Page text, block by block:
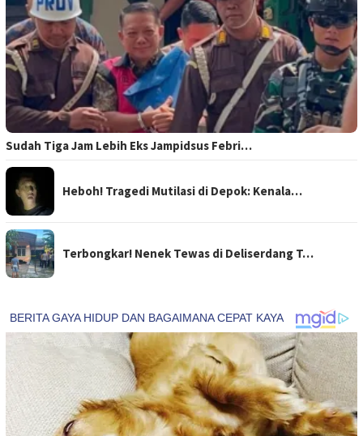
Sudah Tiga Jam Lebih Eks Jampidsus Febri…
Heboh! Tragedi Mutilasi di Depok: Kenala…
Terbongkar! Nenek Tewas di Deliserdang T…